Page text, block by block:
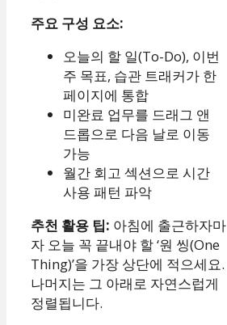
주요 구성 요소:
오늘의 할 일(To-Do), 이번
주 목표, 습관 트래커가 한
페이지에 통합
미완료 업무를 드래그 앤
드롭으로 다음 날로 이동
가능
월간 회고 섹션으로 시간
사용 패턴 파악
추천 활용 팁: 아침에 출근하자마
자 오늘 꼭 끝내야 할 ‘원 씽(One
Thing)’을 가장 상단에 적으세요.
나머지는 그 아래로 자연스럽게
정렬됩니다.